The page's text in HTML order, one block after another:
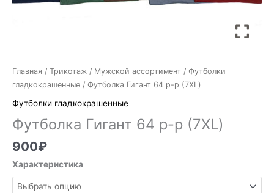
Главная / Трикотаж / Мужской ассортимент / Футболки
гладкокрашенные / Футболка Гигант 64 р-р (7XL)
Футболки гладкокрашенные
Футболка Гигант 64 р-р (7XL)
900₽
Характеристика